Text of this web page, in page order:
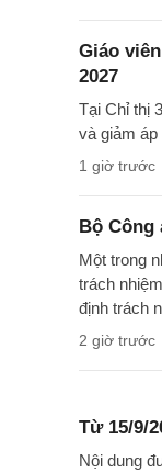
Giáo
2027
Tại Chỉ thị
và giảm
1 giờ trước
Bộ Công
Một trong
trách
định trách
2 giờ trước
Từ 15/9/
Nội dung